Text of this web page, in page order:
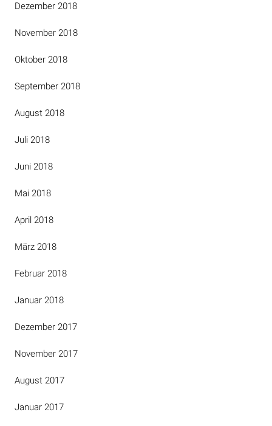
Dezember 2018
November 2018
Oktober 2018
September 2018
August 2018
Juli 2018
Juni 2018
Mai 2018
April 2018
März 2018
Februar 2018
Januar 2018
Dezember 2017
November 2017
August 2017
Januar 2017